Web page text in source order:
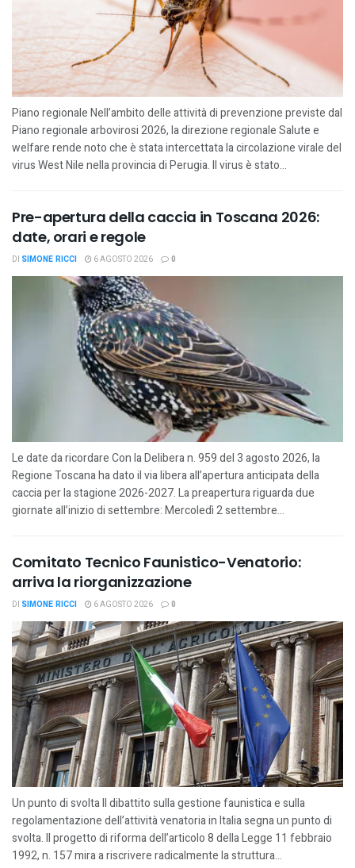
Piano regionale Nell’ambito delle attività di prevenzione previste dal
Piano regionale arbovirosi 2026, la direzione regionale Salute e
welfare rende noto che è stata intercettata la circolazione virale del
virus West Nile nella provincia di Perugia. Il virus è stato...
Pre-apertura della caccia in Toscana 2026:
date, orari e regole
DI SIMONE RICCI 6 AGOSTO 2026 0
Le date da ricordare Con la Delibera n. 959 del 3 agosto 2026, la
Regione Toscana ha dato il via libera all’apertura anticipata della
caccia per la stagione 2026-2027. La preapertura riguarda due
giornate all’inizio di settembre: Mercoledì 2 settembre...
Comitato Tecnico Faunistico-Venatorio:
arriva la riorganizzazione
DI SIMONE RICCI 6 AGOSTO 2026 0
Un punto di svolta Il dibattito sulla gestione faunistica e sulla
regolamentazione dell’attività venatoria in Italia segna un punto di
svolta. Il progetto di riforma dell’articolo 8 della Legge 11 febbraio
1992, n. 157 mira a riscrivere radicalmente la struttura...